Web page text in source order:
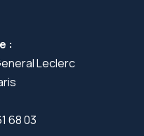
:
Leclerc
68 03